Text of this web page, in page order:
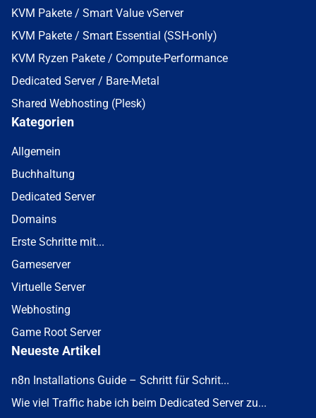
KVM Pakete / Smart Value vServer
KVM Pakete / Smart Essential (SSH-only)
KVM Ryzen Pakete / Compute-Performance
Dedicated Server / Bare-Metal
Shared Webhosting (Plesk)
Kategorien
Allgemein
Buchhaltung
Dedicated Server
Domains
Erste Schritte mit...
Gameserver
Virtuelle Server
Webhosting
Game Root Server
Neueste Artikel
n8n Installations Guide – Schritt für Schrit...
Wie viel Traffic habe ich beim Dedicated Server zu...